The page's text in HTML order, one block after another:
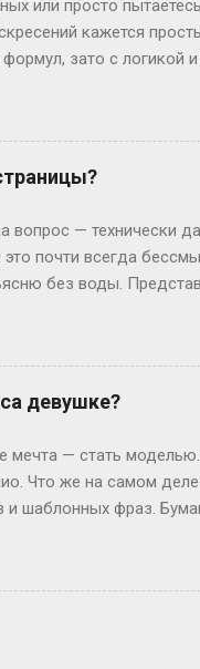
или просто
кажется
зато с логикой
Но тут же мозг
году, сдвигая
и вся магия. А если
Теперь вопрос:
вопрос — технически
почти всегда
без воды.
гипотетически,
то ценное прямо в
там! Во всяком случае,
случайно напасть в
кнопки.
девушке?
мечта — стать
Что же на самом
и шаблонных фраз.
о рождении),
родителей —
и другие цифры:
Но давай честно: